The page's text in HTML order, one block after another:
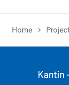
Home
Kantin